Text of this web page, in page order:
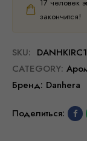
17 человек
закончится!
SKU:
CATEGORY:
Бренд: Danhera
Поделиться: